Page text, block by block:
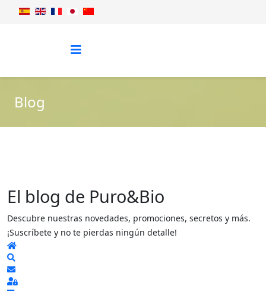
Blog
El blog de Puro&Bio
Descubre nuestras novedades, promociones, secretos y más.
¡Suscríbete y no te pierdas ningún detalle!
Home
Suscribirse a las actualizaciones
Sign In